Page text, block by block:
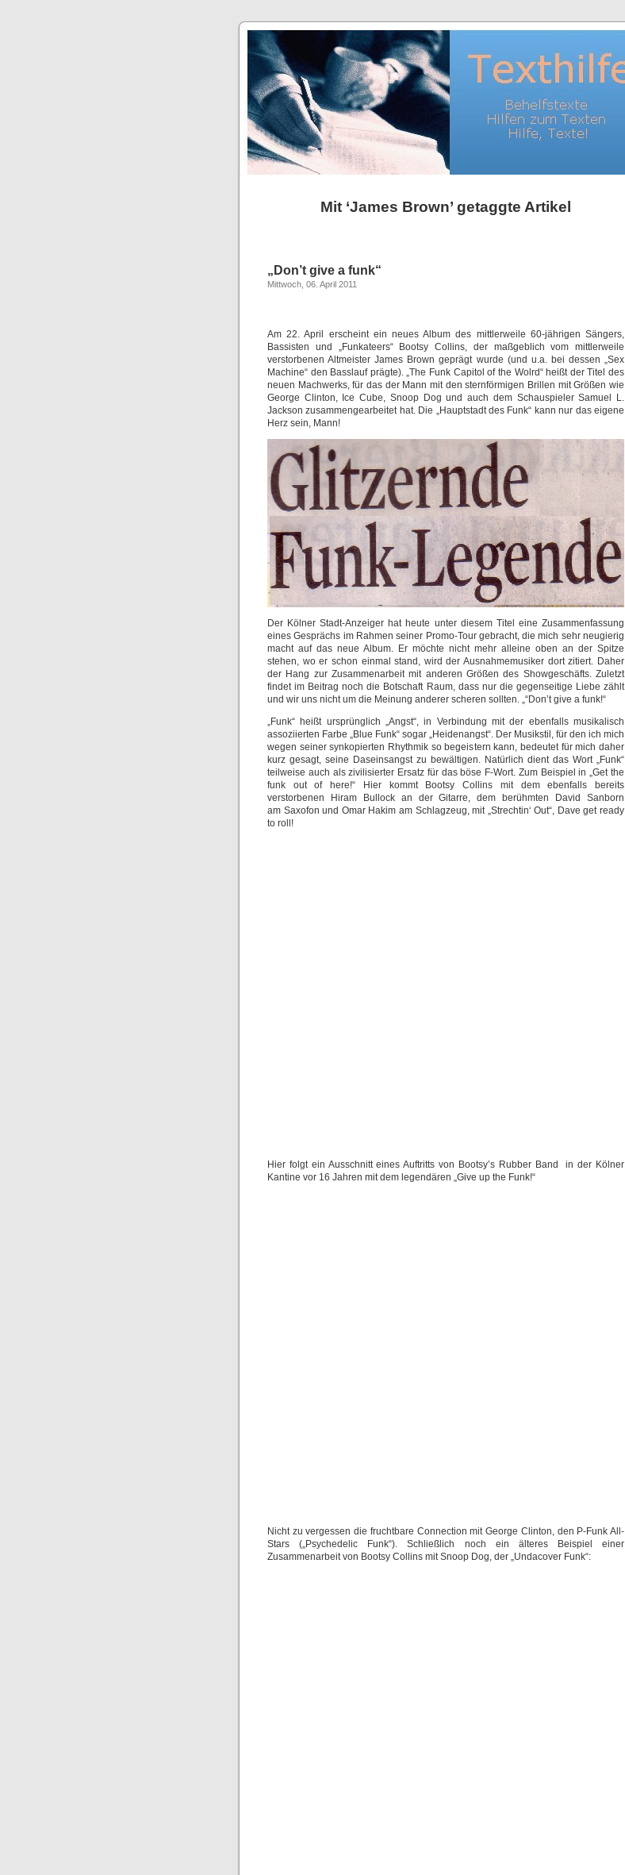
Mit ‘James Brown’ getaggte Artikel
„Don’t give a funk“
Mittwoch, 06. April 2011
Am 22. April erscheint ein neues Album des mittlerweile 60-jährigen Sängers,
Bassisten und „Funkateers“ Bootsy Collins, der maßgeblich vom mittlerweile
verstorbenen Altmeister James Brown geprägt wurde (und u.a. bei dessen „Sex
Machine“ den Basslauf prägte). „The Funk Capitol of the Wolrd“ heißt der Titel des
neuen Machwerks, für das der Mann mit den sternförmigen Brillen mit Größen wie
George Clinton, Ice Cube, Snoop Dog und auch dem Schauspieler Samuel L.
Jackson zusammengearbeitet hat. Die „Hauptstadt des Funk“ kann nur das eigene
Herz sein, Mann!
Der Kölner Stadt-Anzeiger hat heute unter diesem Titel eine Zusammenfassung
eines Gesprächs im Rahmen seiner Promo-Tour gebracht, die mich sehr neugierig
macht auf das neue Album. Er möchte nicht mehr alleine oben an der Spitze
stehen, wo er schon einmal stand, wird der Ausnahmemusiker dort zitiert. Daher
der Hang zur Zusammenarbeit mit anderen Größen des Showgeschäfts. Zuletzt
findet im Beitrag noch die Botschaft Raum, dass nur die gegenseitige Liebe zählt
und wir uns nicht um die Meinung anderer scheren sollten. „“Don’t give a funk!“
„Funk“ heißt ursprünglich „Angst“, in Verbindung mit der ebenfalls musikalisch
assoziierten Farbe „Blue Funk“ sogar „Heidenangst“. Der Musikstil, für den ich mich
wegen seiner synkopierten Rhythmik so begeistern kann, bedeutet für mich daher
kurz gesagt, seine Daseinsangst zu bewältigen. Natürlich dient das Wort „Funk“
teilweise auch als zivilisierter Ersatz für das böse F-Wort. Zum Beispiel in „Get the
funk out of here!“ Hier kommt Bootsy Collins mit dem ebenfalls bereits
verstorbenen Hiram Bullock an der Gitarre, dem berühmten David Sanborn
am Saxofon und Omar Hakim am Schlagzeug, mit „Strechtin‘ Out“, Dave get ready
to roll!
Hier folgt ein Ausschnitt eines Auftritts von Bootsy’s Rubber Band in der Kölner
Kantine vor 16 Jahren mit dem legendären „Give up the Funk!“
Nicht zu vergessen die fruchtbare Connection mit George Clinton, den P-Funk All-
Stars („Psychedelic Funk“). Schließlich noch ein älteres Beispiel einer
Zusammenarbeit von Bootsy Collins mit Snoop Dog, der „Undacover Funk“: